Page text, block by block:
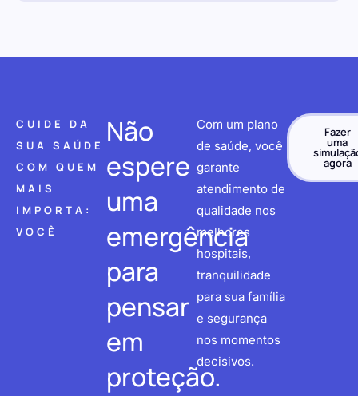
CUIDE DA
SUA SAÚDE
COM QUEM
MAIS
IMPORTA:
VOCÊ
Não
espere
uma
emergência
para
pensar
em
proteção.
Com um plano
de saúde, você
garante
atendimento de
qualidade nos
melhores
hospitais,
tranquilidade
para sua família
e segurança
nos momentos
decisivos.
Fazer
uma
agora